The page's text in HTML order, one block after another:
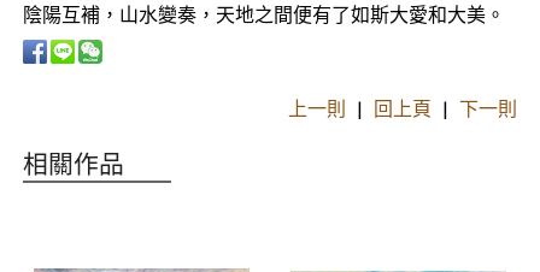
陰陽互補，山水變奏，天地之間便有了如斯大愛和大美。
上一則 | 回上頁 |下一則
相關作品